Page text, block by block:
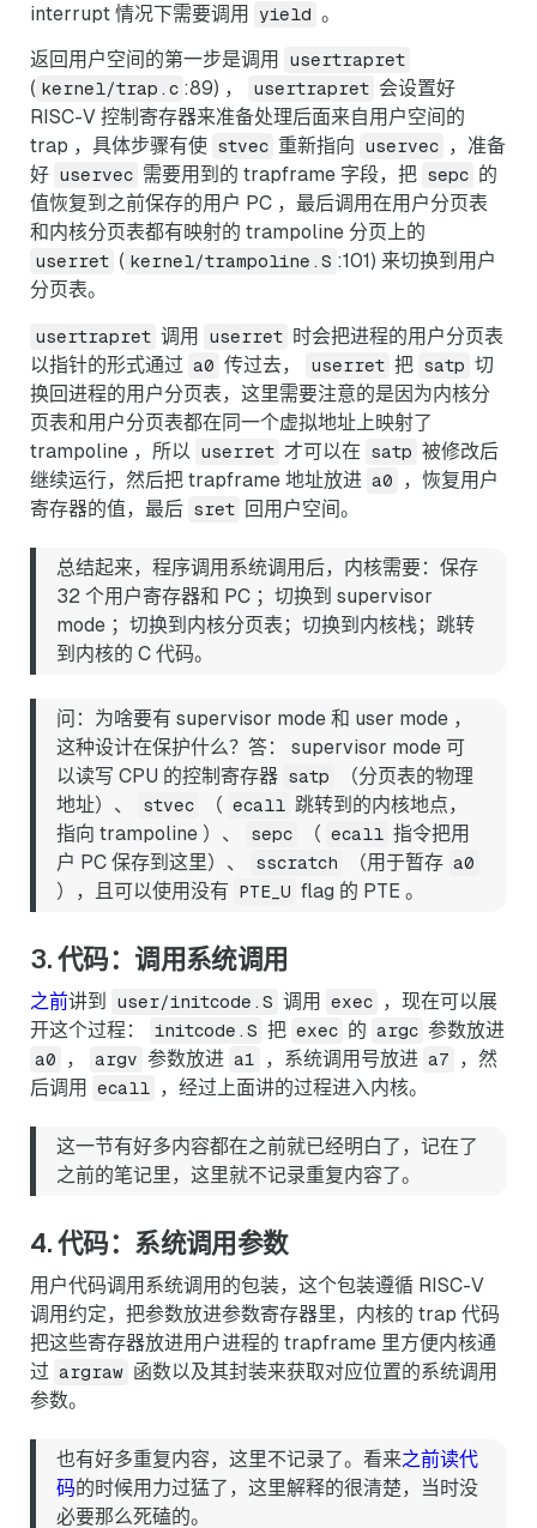
interrupt 情况下需要调用
yield 。
返回用户空间的第一步是调用 usertrapret
( kernel/trap.c :89) ， usertrapret 会设置好
RISC-V 控制寄存器来准备处理后面来自用户空间的
trap ，具体步骤有使 stvec 重新指向 uservec
，准备
好 uservec 需要用到的 trapframe 字段，把 sepc 的
值恢复到之前保存的用户 PC ，最后调用在用户分页表
和内核分页表都有映射的 trampoline 分页上的
userret ( kernel/trampoline.S :101) 来切换到用户
分页表。
usertrapret 调用 userret 时会把进程的用户分页表
以指针的形式通过 a0 传过去， userret 把 satp 切
换回进程的用户分页表，这里需要注意的是因为内核分
页表和用户分页表都在同一个虚拟地址上映射了
trampoline ，所以
userret 才可以在 satp 被修改后
继续运行，然后把 trapframe 地址放进 a0
，恢复用户
寄存器的值，最后 sret 回用户空间。
总结起来，程序调用系统调用后，内核需要：保存
32 个用户寄存器和 PC ；切换到 supervisor
mode ；切换到内核分页表；切换到内核栈；跳转
到内核的 C 代码。
问：为啥要有 supervisor mode 和 user mode ，
这种设计在保护什么？答： supervisor mode 可
以读写 CPU 的控制寄存器 satp
（分页表的物理
地址）、
stvec （ ecall 跳转到的内核地点，
指向 trampoline ）、
sepc （ ecall 指令把用
户 PC 保存到这里）、
sscratch （用于暂存 a0
），且可以使用没有 PTE_U flag 的 PTE 。
3. 代码：调用系统调用
之前讲到 user/initcode.S 调用 exec
，现在可以展
开这个过程：
initcode.S 把 exec 的 argc 参数放进
a0 ， argv 参数放进 a1 ，系统调用号放进 a7
，然
后调用
ecall ，经过上面讲的过程进入内核。
这一节有好多内容都在之前就已经明白了，记在了
之前的笔记里，这里就不记录重复内容了。
4. 代码：系统调用参数
用户代码调用系统调用的包装，这个包装遵循 RISC-V
调用约定，把参数放进参数寄存器里，内核的 trap 代码
把这些寄存器放进用户进程的 trapframe 里方便内核通
过 argraw 函数以及其封装来获取对应位置的系统调用
参数。
也有好多重复内容，这里不记录了。看来之前读代
码的时候用力过猛了，这里解释的很清楚，当时没
必要那么死磕的。